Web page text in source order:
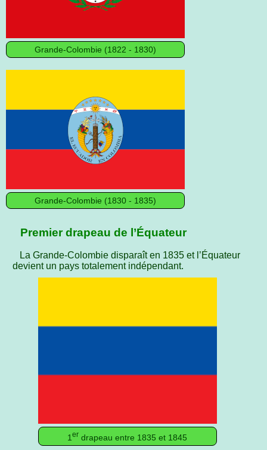
Grande-Colombie (1822 - 1830)
Grande-Colombie (1830 - 1835)
Premier drapeau de l’Équateur
La Grande-Colombie disparaît en 1835 et l’Équateur
devient un pays totalement indépendant.
1er drapeau entre 1835 et 1845